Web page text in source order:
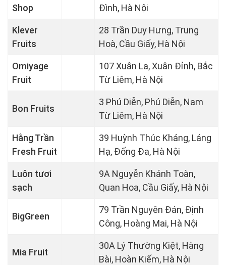
Shop
Đình, Hà Nội
Klever
Fruits
28 Trần Duy Hưng, Trung
Hoà, Cầu Giấy, Hà Nội
Omiyage
Fruit
107 Xuân La, Xuân Đỉnh, Bắc
Từ Liêm, Hà Nội
Bon Fruits
3 Phú Diễn, Phú Diễn, Nam
Từ Liêm, Hà Nội
Hằng Trần
Fresh Fruit
39 Huỳnh Thúc Kháng, Láng
Hạ, Đống Đa, Hà Nội
Luôn tươi
sạch
9A Nguyễn Khánh Toàn,
Quan Hoa, Cầu Giấy, Hà Nội
BigGreen
79 Trần Nguyên Đán, Định
Công, Hoàng Mai, Hà Nội
Mia Fruit
30A Lý Thường Kiệt, Hàng
Bài, Hoàn Kiếm, Hà Nội